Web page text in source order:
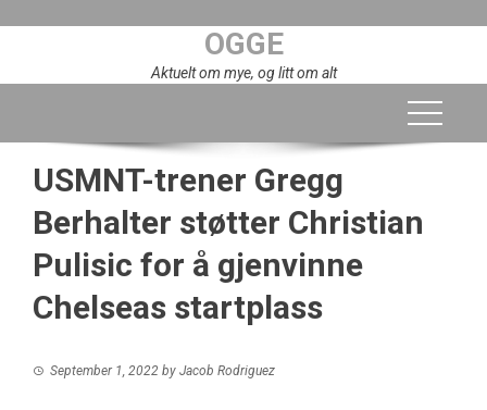
OGGE
Aktuelt om mye, og litt om alt
USMNT-trener Gregg
Berhalter støtter Christian
Pulisic for å gjenvinne
Chelseas startplass
September 1, 2022 by Jacob Rodriguez